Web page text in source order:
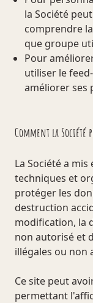
la Société
comprendre
que groupe
Pour
utiliser le
améliorer ses
Comment la Société
La Société a
techniques et
protéger les
destruction
modification, la
non autorisé et
illégales ou non
Ce site peut
permettant